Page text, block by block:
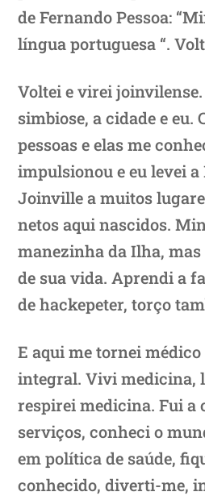
de Fernando Pessoa:
língua portuguesa “.
Voltei e virei
simbiose, a cidade e eu.
pessoas e elas me
impulsionou e eu levei
Joinville a muitos
netos aqui nascidos.
manezinha da Ilha,
de sua vida. Aprendi a
de hackepeter, torço
E aqui me tornei
integral. Vivi medicina,
respirei medicina. Fui a
serviços, conheci o
em política de saúde,
conhecido, diverti-me,